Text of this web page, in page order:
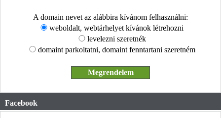
A domain nevet az alábbira kívánom felhasználni:
weboldalt, webtárhelyet kívánok létrehozni
levelezni szeretnék
domaint parkoltatni, domaint fenntartani szeretném
Facebook